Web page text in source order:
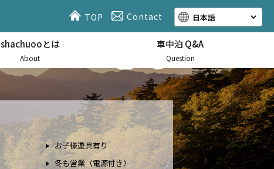
Contact
TOP
shachuooとは
About
車中泊 Q&A
Question
お子様遊具有り
冬も営業（電源付き）